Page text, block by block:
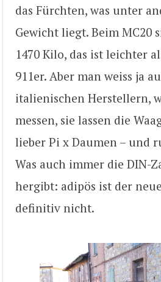
das Fürchten, was unter
Gewicht liegt. Beim MC20
1470 Kilo, das ist leichter
911er. Aber man weiss ja
italienischen Herstellern,
messen, sie lassen die
lieber Pi x Daumen – und
Was auch immer die DIN-
hergibt: adipös ist der
definitiv nicht.